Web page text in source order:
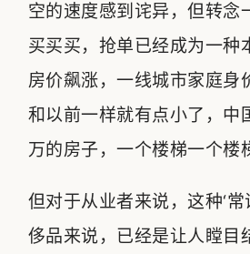
空的速度感到诧异，但转念
买买买，抢单已经成为一种
房价飙涨，一线城市家庭身
和以前一样就有点小了，中
万的房子，一个楼梯一个楼
但对于从业者来说，这种‘
侈品来说，已经是让人瞠目